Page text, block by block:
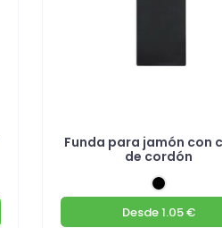
Funda para jamón con
de cordón
Desde1.05 €